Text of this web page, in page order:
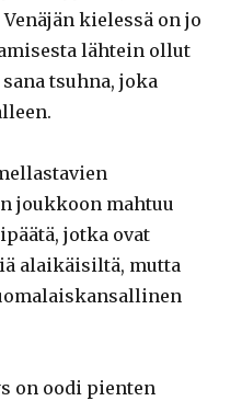
kielessä on jo
lähtein ollut
tsuhna, joka
joukkoon mahtuu
jotka ovat
alaikäisiltä, mutta
on oodi pienten